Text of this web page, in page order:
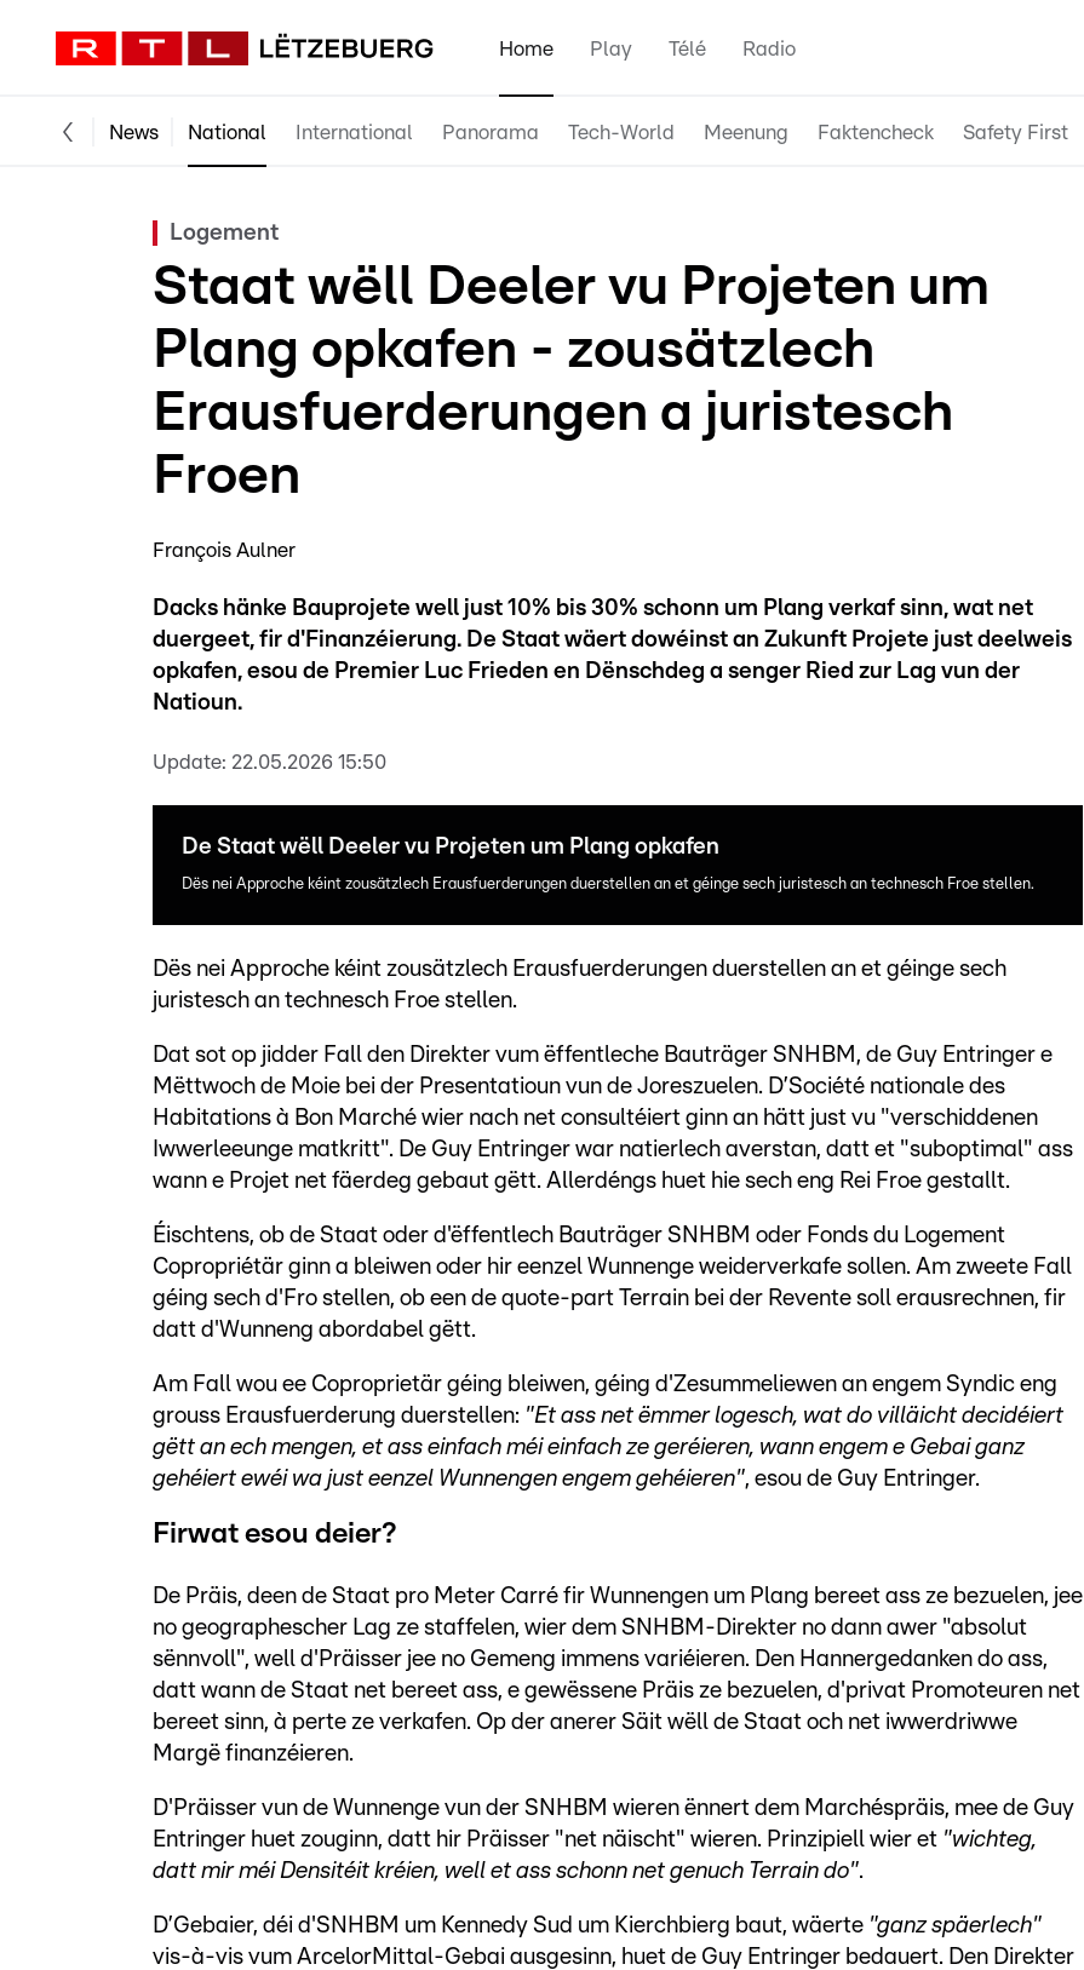
Home Play Télé Radio
News National International Panorama Tech-World Meenung Faktencheck Safety First
Logement
Staat wëll Deeler vu Projeten um
Plang opkafen - zousätzlech
Erausfuerderungen a juristesch
Froen
François Aulner
Dacks hänke Bauprojete well just 10% bis 30% schonn um Plang verkaf sinn, wat net
duergeet, fir d'Finanzéierung. De Staat wäert dowéinst an Zukunft Projete just deelweis
opkafen, esou de Premier Luc Frieden en Dënschdeg a senger Ried zur Lag vun der
Natioun.
Update: 22.05.2026 15:50
De Staat wëll Deeler vu Projeten um Plang opkafen
Dës nei Approche kéint zousätzlech Erausfuerderungen duerstellen an et géinge sech juristesch an technesch Froe stellen.
Dës nei Approche kéint zousätzlech Erausfuerderungen duerstellen an et géinge sech
juristesch an technesch Froe stellen.
Dat sot op jidder Fall den Direkter vum ëffentleche Bauträger SNHBM, de Guy Entringer e
Mëttwoch de Moie bei der Presentatioun vun de Joreszuelen. D’Société nationale des
Habitations à Bon Marché wier nach net consultéiert ginn an hätt just vu "verschiddenen
Iwwerleeunge matkritt". De Guy Entringer war natierlech averstan, datt et "suboptimal" ass
wann e Projet net fäerdeg gebaut gëtt. Allerdéngs huet hie sech eng Rei Froe gestallt.
Éischtens, ob de Staat oder d'ëffentlech Bauträger SNHBM oder Fonds du Logement
Copropriétär ginn a bleiwen oder hir eenzel Wunnenge weiderverkafe sollen. Am zweete Fall
géing sech d'Fro stellen, ob een de quote-part Terrain bei der Revente soll erausrechnen, fir
datt d'Wunneng abordabel gëtt.
Am Fall wou ee Coproprietär géing bleiwen, géing d'Zesummeliewen an engem Syndic eng
grouss Erausfuerderung duerstellen: "Et ass net ëmmer logesch, wat do villäicht decidéiert
gëtt an ech mengen, et ass einfach méi einfach ze geréieren, wann engem e Gebai ganz
gehéiert ewéi wa just eenzel Wunnengen engem gehéieren", esou de Guy Entringer.
Firwat esou deier?
De Präis, deen de Staat pro Meter Carré fir Wunnengen um Plang bereet ass ze bezuelen, jee
no geographescher Lag ze staffelen, wier dem SNHBM-Direkter no dann awer "absolut
sënnvoll", well d'Präisser jee no Gemeng immens variéieren. Den Hannergedanken do ass,
datt wann de Staat net bereet ass, e gewëssene Präis ze bezuelen, d'privat Promoteuren net
bereet sinn, à perte ze verkafen. Op der anerer Säit wëll de Staat och net iwwerdriwwe
Margë finanzéieren.
D'Präisser vun de Wunnenge vun der SNHBM wieren ënnert dem Marchéspräis, mee de Guy
Entringer huet zouginn, datt hir Präisser "net näischt" wieren. Prinzipiell wier et "wichteg,
datt mir méi Densitéit kréien, well et ass schonn net genuch Terrain do".
D’Gebaier, déi d'SNHBM um Kennedy Sud um Kierchbierg baut, wäerte "ganz späerlech"
vis-à-vis vum ArcelorMittal-Gebai ausgesinn, huet de Guy Entringer bedauert. Den Direkter